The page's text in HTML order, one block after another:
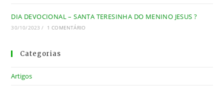
DIA DEVOCIONAL – SANTA TERESINHA DO MENINO JESUS ?
30/10/2023 / 1 COMENTÁRIO
Categorias
Artigos